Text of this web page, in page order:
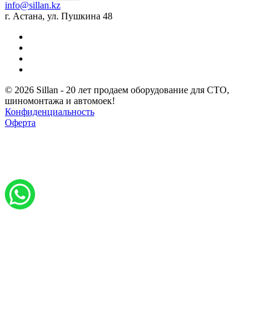
info@sillan.kz
г. Астана, ул. Пушкина 48
© 2026 Sillan - 20 лет продаем оборудование для СТО,
шиномонтажа и автомоек!
Конфиденциальность
Оферта